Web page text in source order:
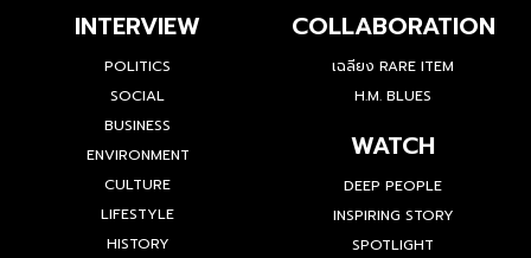
INTERVIEW
POLITICS
SOCIAL
BUSINESS
ENVIRONMENT
CULTURE
LIFESTYLE
HISTORY
COLLABORATION
เฉลียง RARE ITEM
H.M. BLUES
WATCH
DEEP PEOPLE
INSPIRING STORY
SPOTLIGHT